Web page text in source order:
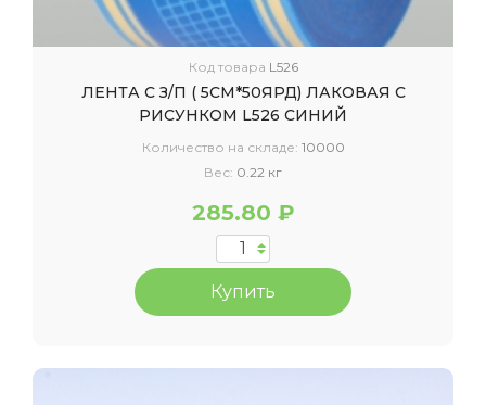
Код товара L526
ЛЕНТА С З/П ( 5СМ*50ЯРД) ЛАКОВАЯ С
РИСУНКОМ L526 СИНИЙ
Количество на складе: 10000
Вес: 0.22 кг
285.80 ₽
Купить